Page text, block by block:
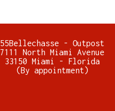
55Bellechasse - Outpost
7111 North Miami Avenue
33150 Miami - Florida
(By appointment)